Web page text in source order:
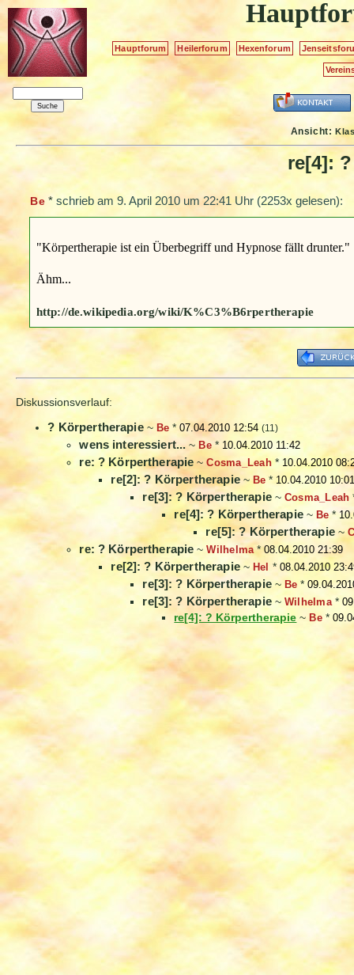
Hauptforum Heilerforum Hexenforum
Ansicht:
re[4]:
Be* schrieb am 9. April 2010 um 22:41 Uhr(2253x gelesen):
"Körpertherapie ist ein Überbegriff und Hypnose fällt drunter."
Ähm...
http://de.wikipedia.org/wiki/K%C3%B6rpertherapie
Diskussionsverlauf:
? Körpertherapie~ Be *07.04.2010 12:54 (11)
wens interessiert...~ Be* 10.04.2010 11:42
re: ? Körpertherapie ~Cosma_Leah* 10.04.2010
re[2]: ? Körpertherapie~Be * 10.04.2010
re[3]: ? Körpertherapie~ Cosma_Leah
re[4]: ? Körpertherapie~ Be*
re[5]: ? Körpertherapie~
re: ? Körpertherapie ~Wilhelma*08.04.2010 21:39
re[2]: ? Körpertherapie~ Hel * 08.04.2010
re[3]: ? Körpertherapie~ Be *
re[3]: ? Körpertherapie~ Wilhelma*
re[4]: ? Körpertherapie ~ Be*